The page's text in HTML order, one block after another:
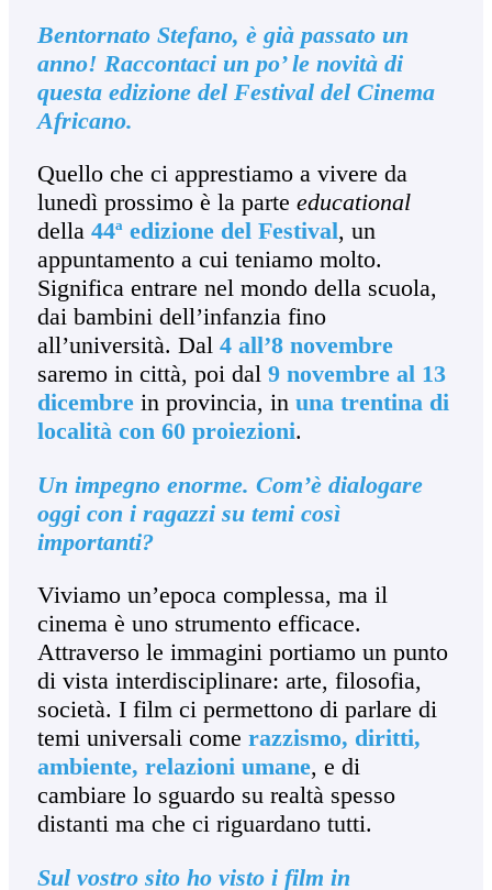
Bentornato Stefano, è già passato un
anno! Raccontaci un po’ le novità di
questa edizione del Festival del Cinema
Africano.
Quello che ci apprestiamo a vivere da
lunedì prossimo è la parte educational
della 44ª edizione del Festival, un
appuntamento a cui teniamo molto.
Significa entrare nel mondo della scuola,
dai bambini dell’infanzia fino
all’università. Dal 4 all’8 novembre
saremo in città, poi dal 9 novembre al 13
dicembrein provincia, in una trentina di
località con 60 proiezioni.
Un impegno enorme. Com’è dialogare
oggi con i ragazzi su temi così
importanti?
Viviamo un’epoca complessa, ma il
cinema è uno strumento efficace.
Attraverso le immagini portiamo un punto
di vista interdisciplinare: arte, filosofia,
società. I film ci permettono di parlare di
temi universali come razzismo, diritti,
ambiente, relazioni umane, e di
cambiare lo sguardo su realtà spesso
distanti ma che ci riguardano tutti.
Sul vostro sito ho visto i film in